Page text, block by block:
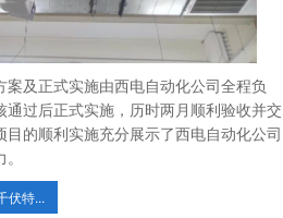
案及正式实施由西电自动化公司全程负
过后正式实施，历时两月顺利验收并交
的顺利实施充分展示了西电自动化公司
伏特...